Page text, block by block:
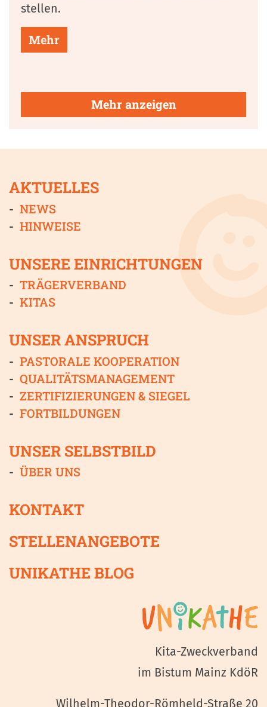
stellen.
Mehr
Mehr anzeigen
AKTUELLES
NEWS
HINWEISE
UNSERE EINRICHTUNGEN
TRÄGERVERBAND
KITAS
UNSER ANSPRUCH
PASTORALE KOOPERATION
QUALITÄTSMANAGEMENT
ZERTIFIZIERUNGEN & SIEGEL
FORTBILDUNGEN
UNSER SELBSTBILD
ÜBER UNS
KONTAKT
STELLENANGEBOTE
UNIKATHE BLOG
Kita-Zweckverband
im Bistum Mainz KdöR
Wilhelm-Theodor-Römheld-Straße 20